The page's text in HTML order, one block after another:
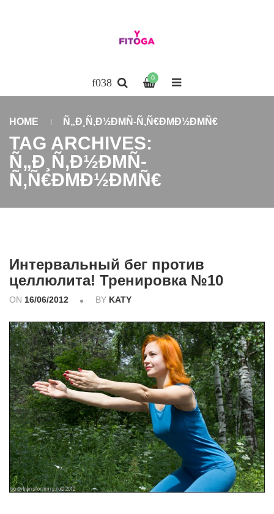
0
HOME Ñ„Ð¸Ñ‚Ð½ÐΜÑ-Ñ‚Ñ€ÐΜÐ½ÐΜÑ€
TAG ARCHIVES:
Ñ„Ð¸Ñ‚Ð½ÐΜÑ-
Ñ‚Ñ€ÐΜÐ½ÐΜÑ€
Интервальный бег против
целлюлита! Тренировка №10
ON 16/06/2012 BY KATY